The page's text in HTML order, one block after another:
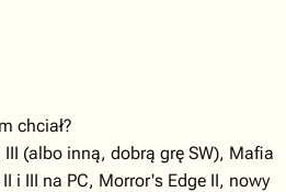
chciał?
(albo inną, dobrą grę SW), Mafia
i III na PC, Morror's Edge II, nowy